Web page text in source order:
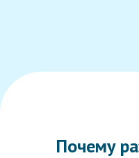
Почему